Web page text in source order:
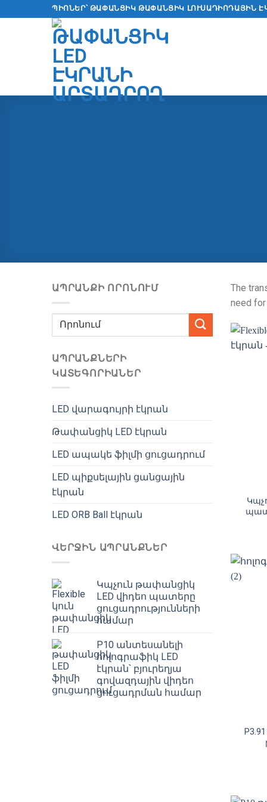
բովանդակությանը
ՊԻՈՆԵՐ՝ ԹԱՓԱՆՑԻԿ ԹԱՓԱՆՑԻԿ ԼՈՒՍԱԴԻՈԴԱՅԻՆ
ԱՊՐԱՆՔԻ ՈՐՈՆՈՒՄ
Փնտրել:
ԱՊՐԱՆՔՆԵՐԻ
ԿԱՏԵԳՈՐԻԱՆԵՐ
LED վարագույրի էկրան
Թափանցիկ LED էկրան
LED ապակե ֆիլմի ցուցադրում
LED պիքսելային ցանցային
էկրան
LED ORB Ball էկրան
ՎԵՐՋԻՆ ԱՊՐԱՆՔՆԵՐ
Կպչուն թափանցիկ
LED վիդեո պատերը
ցուցադրությունների
համար
P10 անտեսանելի
հոլոգրաֆիկ LED
էկրան՝ բյուրեղյա
գովազդային վիդեո
ցուցադրման համար
The
need